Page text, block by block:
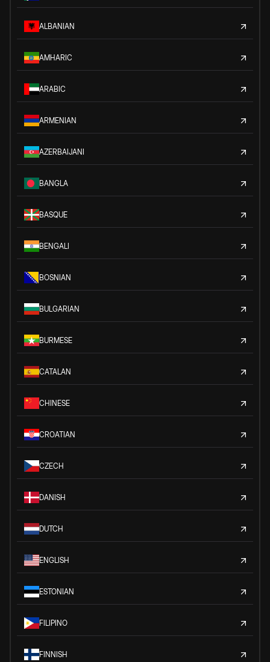
ALBANIAN
AMHARIC
ARABIC
ARMENIAN
AZERBAIJANI
BANGLA
BASQUE
BENGALI
BOSNIAN
BULGARIAN
BURMESE
CATALAN
CHINESE
CROATIAN
CZECH
DANISH
DUTCH
ENGLISH
ESTONIAN
FILIPINO
FINNISH